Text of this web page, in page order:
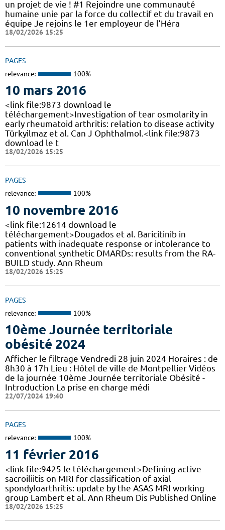
un projet de vie ! #1 Rejoindre une communauté
humaine unie par la force du collectif et du travail en
équipe Je rejoins le 1er employeur de l’Héra
18/02/2026 15:25
PAGES
relevance: 100%
10 mars 2016
<link file:9873 download le
téléchargement>Investigation of tear osmolarity in
early rheumatoid arthritis: relation to disease activity
Türkyilmaz et al. Can J Ophthalmol.<link file:9873
download le t
18/02/2026 15:25
PAGES
relevance: 100%
10 novembre 2016
<link file:12614 download le
téléchargement>Dougados et al. Baricitinib in
patients with inadequate response or intolerance to
conventional synthetic DMARDs: results from the RA-
BUILD study. Ann Rheum
18/02/2026 15:25
PAGES
relevance: 100%
10ème Journée territoriale
obésité 2024
Afficher le filtrage Vendredi 28 juin 2024 Horaires : de
8h30 à 17h Lieu : Hôtel de ville de Montpellier Vidéos
de la journée 10ème Journée territoriale Obésité -
Introduction La prise en charge médi
22/07/2024 19:40
PAGES
relevance: 100%
11 février 2016
<link file:9425 le téléchargement>Defining active
sacroiliitis on MRI for classification of axial
spondyloarthritis: update by the ASAS MRI working
group Lambert et al. Ann Rheum Dis Published Online
18/02/2026 15:25